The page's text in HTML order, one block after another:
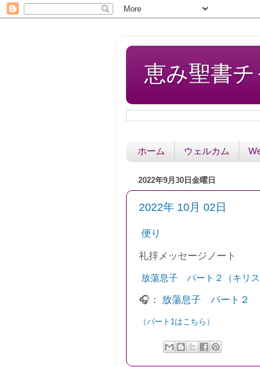
恵み聖書
ホーム ウェルカム
2022年9月30日金曜日
2022年 10月 02日
便り
礼拝 メッセージノート
放蕩息子 パート ２ （キリ
🎧： 放蕩息子 パート２
（パート1はこちら）